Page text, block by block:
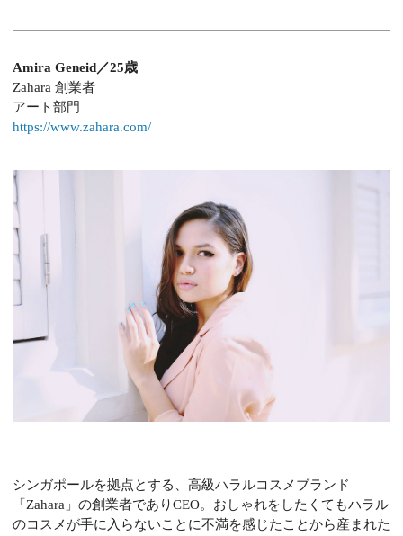
Amira Geneid／25歳
Zahara 創業者
アート部門
https://www.zahara.com/
シンガポールを拠点とする、高級ハラルコスメブランド
「Zahara」の創業者でありCEO。おしゃれをしたくてもハラル
のコスメが手に入らないことに不満を感じたことから産まれた